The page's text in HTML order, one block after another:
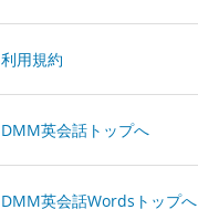
利用規約
DMM英会話トップへ
DMM英会話Wordsトップへ